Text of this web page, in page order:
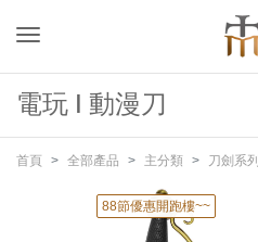
電玩 I 動漫刀
首頁 全部產品 主分類 刀劍系列
88節優惠開跑樓~~